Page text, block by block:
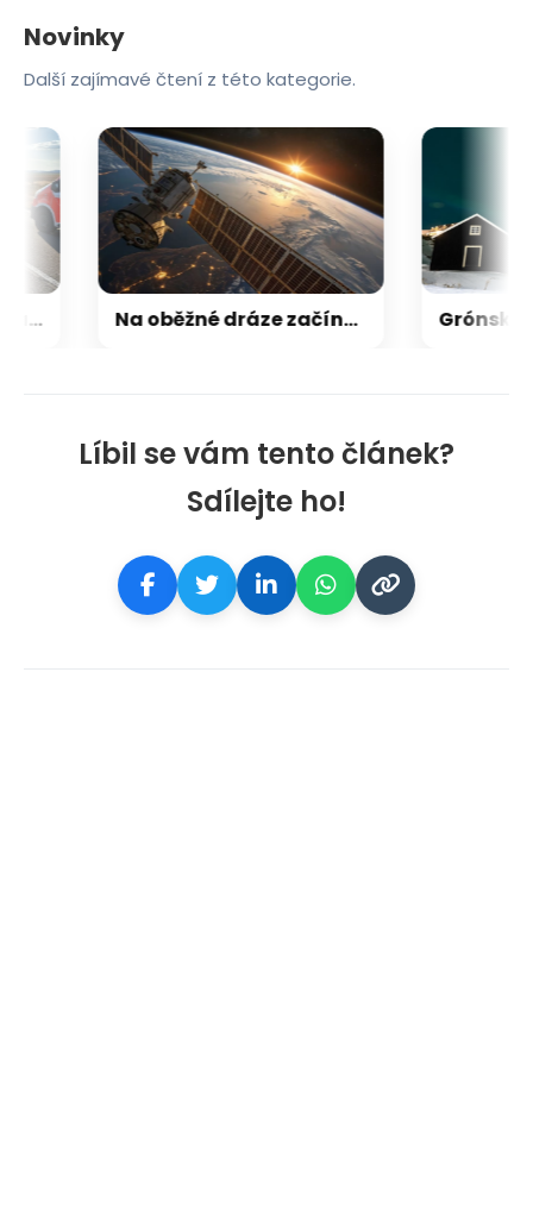
Líbil se vám tento článek?
Sdílejte ho!
Novinky
Další zajímavé čtení z této kategorie.
Na oběžné dráze začíná být těsno. Nová pravidla mají zabránit katastrofě